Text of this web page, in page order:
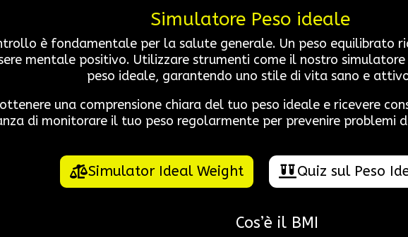
Simulatore Peso ideale
è fondamentale per la salute generale. Un peso equilibrato
mentale positivo. Utilizzare strumenti come il nostro
peso ideale, garantendo uno stile di vita sano e
una comprensione chiara del tuo peso ideale e ricevere
di monitorare il tuo peso regolarmente per prevenire problemi
Simulator Ideal Weight Quiz sul Peso
Cos’è il BMI